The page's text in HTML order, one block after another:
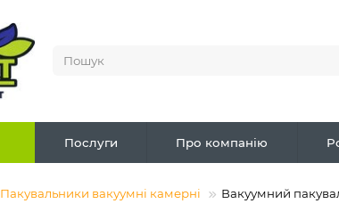
Послуги Про компанію
Пакувальники вакуумні камерні Вакуумний